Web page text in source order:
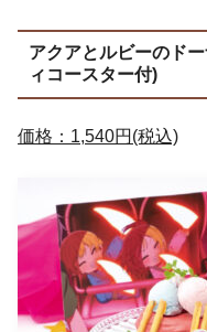
アクアとルビーのド
ィコースター付)
価格：1,540円(税込)